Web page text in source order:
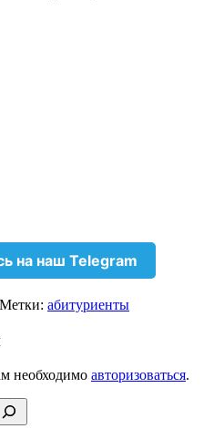
на наш Telegram
Метки: абитуриенты
необходимо авторизоваться.